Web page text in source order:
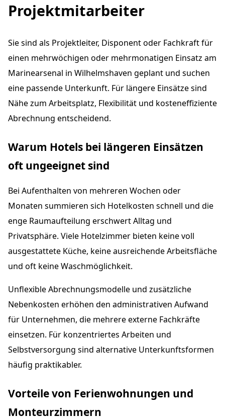
Projektmitarbeiter
Sie sind als Projektleiter, Disponent oder Fachkraft für
einen mehrwöchigen oder mehrmonatigen Einsatz am
Marinearsenal in Wilhelmshaven geplant und suchen
eine passende Unterkunft. Für längere Einsätze sind
Nähe zum Arbeitsplatz, Flexibilität und kosteneffiziente
Abrechnung entscheidend.
Warum Hotels bei längeren Einsätzen
oft ungeeignet sind
Bei Aufenthalten von mehreren Wochen oder
Monaten summieren sich Hotelkosten schnell und die
enge Raumaufteilung erschwert Alltag und
Privatsphäre. Viele Hotelzimmer bieten keine voll
ausgestattete Küche, keine ausreichende Arbeitsfläche
und oft keine Waschmöglichkeit.
Unflexible Abrechnungsmodelle und zusätzliche
Nebenkosten erhöhen den administrativen Aufwand
für Unternehmen, die mehrere externe Fachkräfte
einsetzen. Für konzentriertes Arbeiten und
Selbstversorgung sind alternative Unterkunftsformen
häufig praktikabler.
Vorteile von Ferienwohnungen und
Monteurzimmern